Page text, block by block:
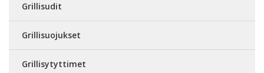
Grillisudit
Grillisuojukset
Grillisytyttimet